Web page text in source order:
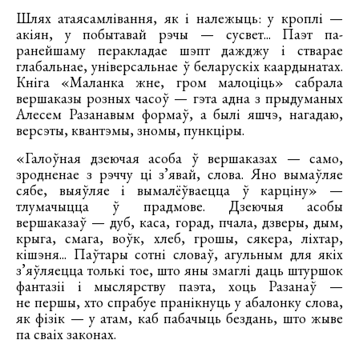
Шлях атаясамлівання, як і належыць: у кроплі —
акіян, у побытавай рэчы — сусвет... Паэт па-
ранейшаму перакладае шэпт дажджу і стварае
глабальнае, універсальнае ў беларускіх каардынатах.
Кніга «Маланка жне, гром малоціць» сабрала
вершаказы розных часоў — гэта адна з прыдуманых
Алесем Разанавым формаў, а былі яшчэ, нагадаю,
версэты, квантэмы, зномы, пункціры.
«Галоўная дзеючая асоба ў вершаказах — само,
зродненае з рэччу ці з’явай, слова. Яно вымаўляе
сябе, выяўляе і вымалёўваецца ў карціну» —
тлумачыцца ў прадмове. Дзеючыя асобы
вершаказаў — дуб, каса, горад, пчала, дзверы, дым,
крыга, смага, воўк, хлеб, грошы, сякера, ліхтар,
кішэня... Паўтары сотні словаў, агульным для якіх
з’яўляецца толькі тое, што яны змаглі даць штуршок
фантазіі і мыслярству паэта, хоць Разанаў —
не першы, хто спрабуе пранікнуць у абалонку слова,
як фізік — у атам, каб пабачыць бездань, што жыве
па сваіх законах.